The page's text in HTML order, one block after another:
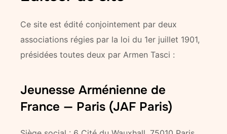
Ce site est édité conjointement par deux
associations régies par la loi du 1er juillet 1901,
présidées toutes deux par Armen Tasci :
Jeunesse Arménienne de
France — Paris (JAF Paris)